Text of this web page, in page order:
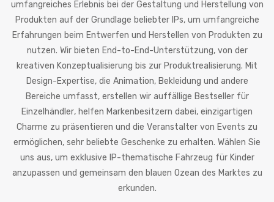
umfangreiches Erlebnis bei der Gestaltung und Herstellung von
Produkten auf der Grundlage beliebter IPs, um umfangreiche
Erfahrungen beim Entwerfen und Herstellen von Produkten zu
nutzen. Wir bieten End-to-End-Unterstützung, von der
kreativen Konzeptualisierung bis zur Produktrealisierung. Mit
Design-Expertise, die Animation, Bekleidung und andere
Bereiche umfasst, erstellen wir auffällige Bestseller für
Einzelhändler, helfen Markenbesitzern dabei, einzigartigen
Charme zu präsentieren und die Veranstalter von Events zu
ermöglichen, sehr beliebte Geschenke zu erhalten. Wählen Sie
uns aus, um exklusive IP-thematische Fahrzeug für Kinder
anzupassen und gemeinsam den blauen Ozean des Marktes zu
erkunden.